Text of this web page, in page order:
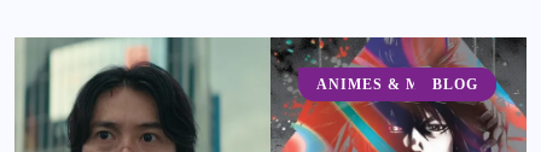
ANIMES & MANGÁS
BLOG